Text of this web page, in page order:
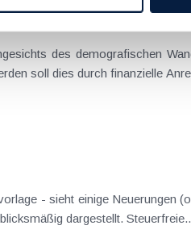
des demografischen
soll dies durch finanzielle
- sieht einige Neuerungen
Mitarbeiterprämie, vor. Ausgewählte Aspekte werden nachfolgend überblicksmäßig dargestellt.